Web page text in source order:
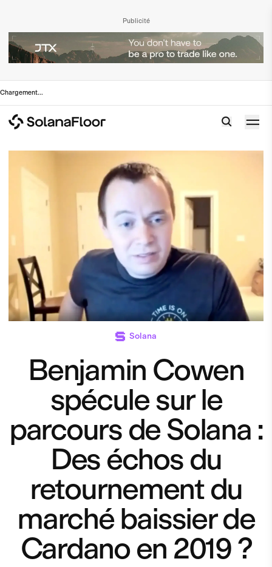
Publicité
Chargement...
Solana
Benjamin Cowen
spécule sur le
parcours de Solana :
Des échos du
retournement du
marché baissier de
Cardano en 2019 ?